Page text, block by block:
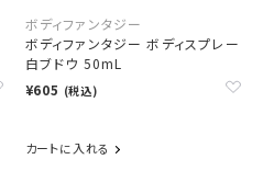
ボディファンタジー
ボディファンタジー ボディスプレー
白ブドウ 50mL
¥605 (税込)
カートに入れる